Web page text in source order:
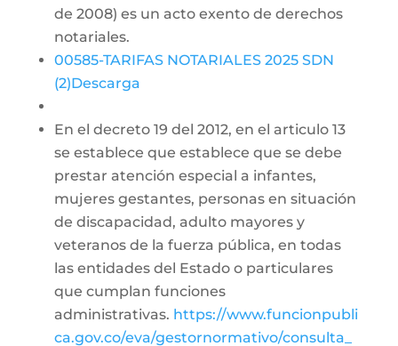
de 2008) es un acto exento de derechos
notariales.
00585-TARIFAS NOTARIALES 2025 SDN
(2)Descarga
En el decreto 19 del 2012, en el articulo 13
se establece que establece que se debe
prestar atención especial a infantes,
mujeres gestantes, personas en situación
de discapacidad, adulto mayores y
veteranos de la fuerza pública, en todas
las entidades del Estado o particulares
que cumplan funciones
administrativas. https://www.funcionpubli
ca.gov.co/eva/gestornormativo/consulta_